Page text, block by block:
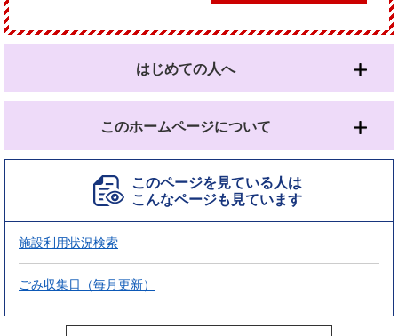
はじめての人へ
このホームページについて
このページを見ている人は
こんなページも見ています
施設利用状況検索
ごみ収集日（毎月更新）